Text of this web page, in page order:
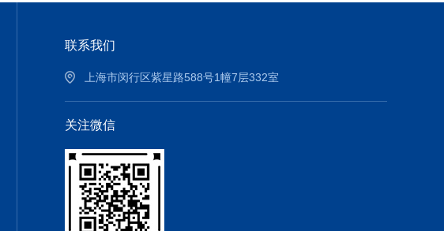
联系我们
上海市闵行区紫星路588号1幢7层332室
关注微信